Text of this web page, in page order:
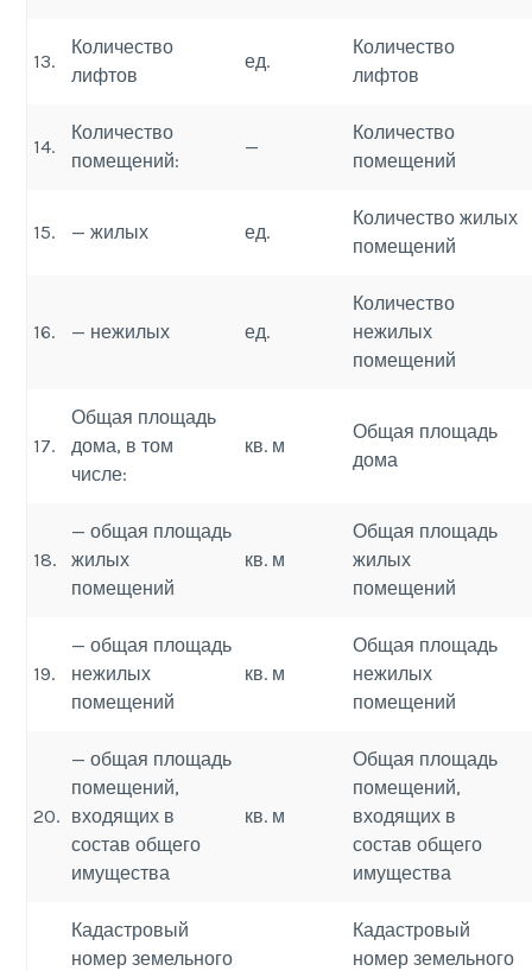
13.
Количество
лифтов
ед.
Количество
лифтов
14.
Количество
помещений:
—
Количество
помещений
15. — жилых ед.
Количество жилых
помещений
16. — нежилых ед.
Количество
нежилых
помещений
17.
Общая площадь
дома, в том
числе:
кв. м
Общая площадь
дома
18.
— общая площадь
жилых
помещений
кв. м
Общая площадь
жилых
помещений
19.
— общая площадь
нежилых
помещений
кв. м
Общая площадь
нежилых
помещений
20.
— общая площадь
помещений,
входящих в
состав общего
имущества
кв. м
Общая площадь
помещений,
входящих в
состав общего
имущества
Кадастровый
номер земельного
Кадастровый
номер земельного